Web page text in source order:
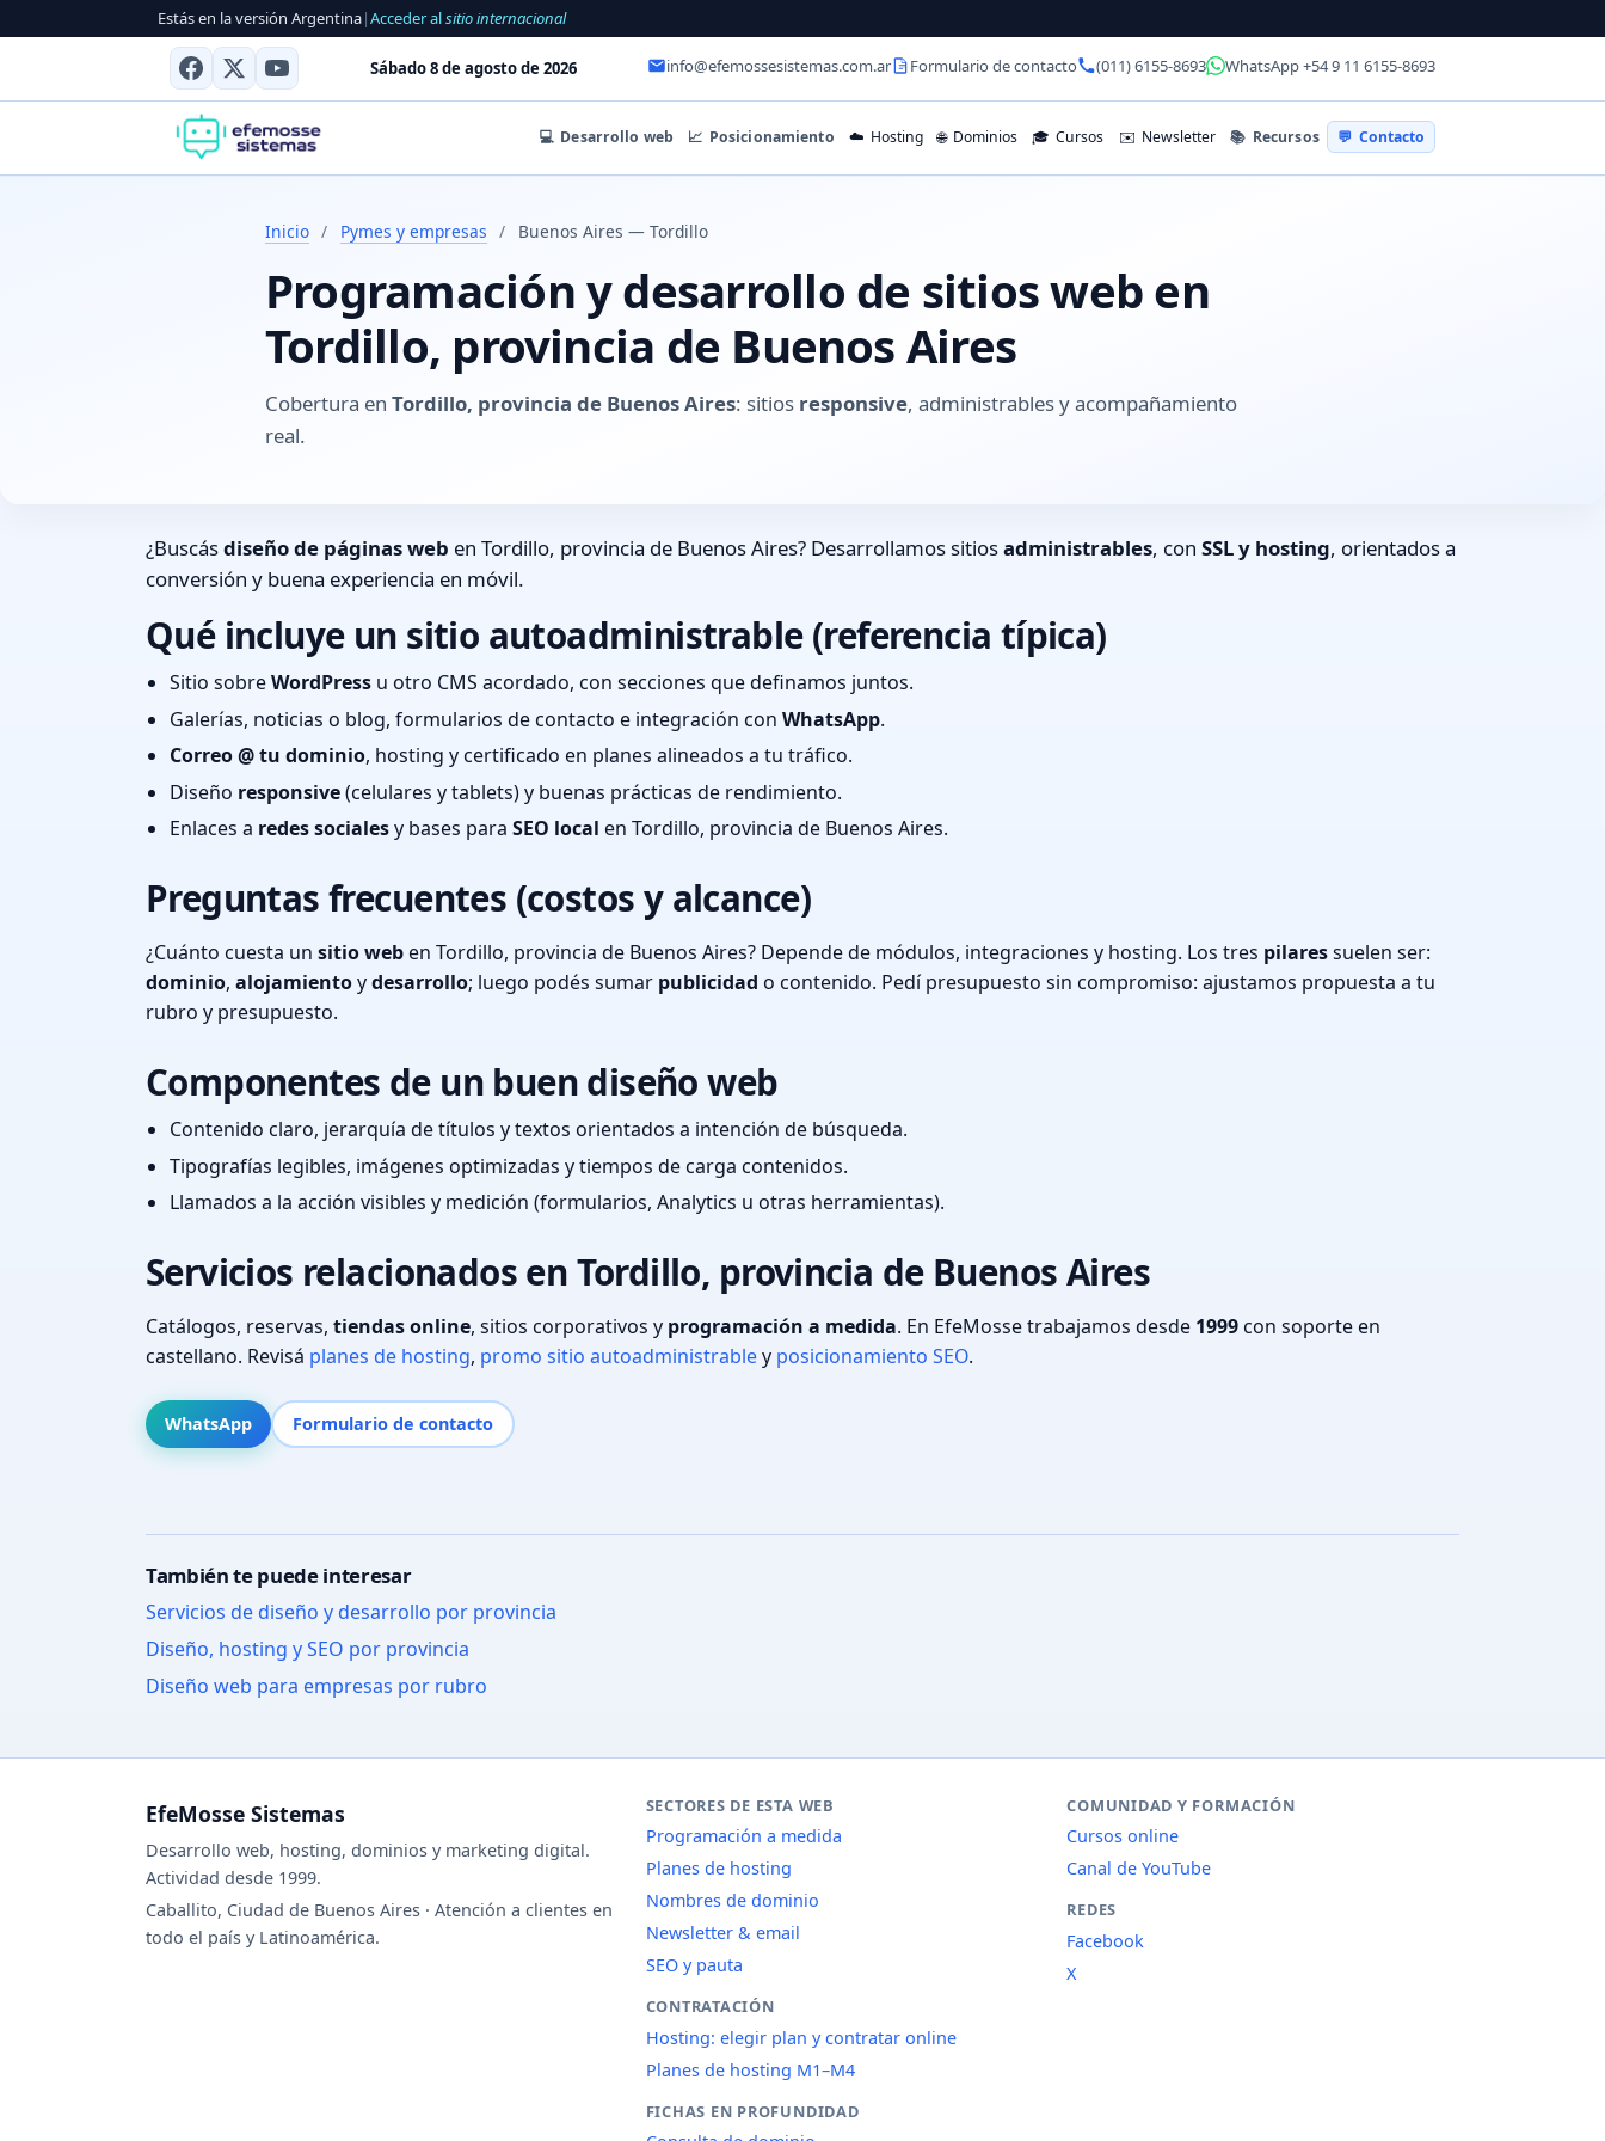
Estás en la versión Argentina|Acceder alsitio internacional
Sábado 8 de agosto de 2026 info@efemossesistemas.com.ar Formulario de contacto (011) 6155-8693 WhatsApp +54 9 11 6155-8693
💻 Desarrollo web 📈 Posicionamiento ☁️ Hosting 🌐 Dominios 🎓 Cursos ✉️ Newsletter 📚 Recursos 💬 Contacto
Inicio / Pymes y empresas / Buenos Aires — Tordillo
Programación y desarrollo de sitios web en
Tordillo, provincia de Buenos Aires
Cobertura en Tordillo, provincia de Buenos Aires: sitios responsive, administrables y acompañamiento
real.
¿Buscásdiseño de páginas web en Tordillo, provincia de Buenos Aires? Desarrollamos sitiosadministrables, con SSL y hosting, orientados a
conversión y buena experiencia en móvil.
Qué incluye un sitio autoadministrable (referencia típica)
Sitio sobreWordPress u otro CMS acordado, con secciones que definamos juntos.
Galerías, noticias o blog, formularios de contacto e integración con WhatsApp.
Correo @ tu dominio, hosting y certificado en planes alineados a tu tráfico.
Diseño responsive(celulares y tablets) y buenas prácticas de rendimiento.
Enlaces a redes socialesy bases para SEO local en Tordillo, provincia de Buenos Aires.
Preguntas frecuentes (costos y alcance)
¿Cuánto cuesta un sitio weben Tordillo, provincia de Buenos Aires? Depende de módulos, integraciones y hosting. Los tres pilaressuelen ser:
dominio, alojamientoydesarrollo; luego podés sumar publicidad o contenido. Pedí presupuesto sin compromiso: ajustamos propuesta a tu
rubro y presupuesto.
Componentes de un buen diseño web
Contenido claro, jerarquía de títulos y textos orientados a intención de búsqueda.
Tipografías legibles, imágenes optimizadas y tiempos de carga contenidos.
Llamados a la acción visibles y medición (formularios, Analytics u otras herramientas).
Servicios relacionados en Tordillo, provincia de Buenos Aires
Catálogos, reservas, tiendas online, sitios corporativos y programación a medida. En EfeMosse trabajamos desde 1999con soporte en
castellano. Revisá planes de hosting, promo sitio autoadministrabley posicionamiento SEO.
WhatsApp Formulario de contacto
También te puede interesar
Servicios de diseño y desarrollo por provincia
Diseño, hosting y SEO por provincia
Diseño web para empresas por rubro
EfeMosse Sistemas
Desarrollo web, hosting, dominios y marketing digital.
Actividad desde 1999.
Caballito, Ciudad de Buenos Aires · Atención a clientes en
todo el país y Latinoamérica.
SECTORES DE ESTA WEB
Programación a medida
Planes de hosting
Nombres de dominio
Newsletter & email
SEO y pauta
CONTRATACIÓN
Hosting: elegir plan y contratar online
Planes de hosting M1–M4
FICHAS EN PROFUNDIDAD
COMUNIDAD Y FORMACIÓN
Cursos online
Canal de YouTube
REDES
Facebook
X